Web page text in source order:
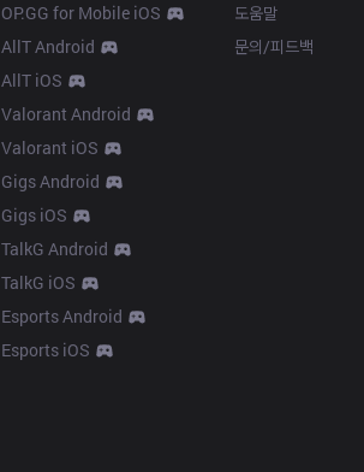
OP.GG for Mobile iOS
AllT Android
AllT iOS
Valorant Android
Valorant iOS
Gigs Android
Gigs iOS
TalkG Android
TalkG iOS
Esports Android
Esports iOS
도움말
문의/피드백